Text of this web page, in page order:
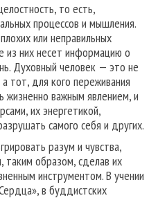
то есть,
процессов и мышления.
или неправильных
из них несет информацию о
Духовный человек — это не
тот, для кого переживания
жизненно важным явлением, и
их энергетикой,
самого себя и других.
разум и чувства,
образом, сделав их
инструментом. В учении
в буддистских